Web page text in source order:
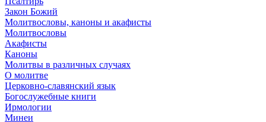
Закон Божий
Молитвословы, каноны и акафисты
Молитвословы
Акафисты
Каноны
Молитвы в различных случаях
О молитве
Церковно-славянский язык
Богослужебные книги
Ирмологии
Минеи